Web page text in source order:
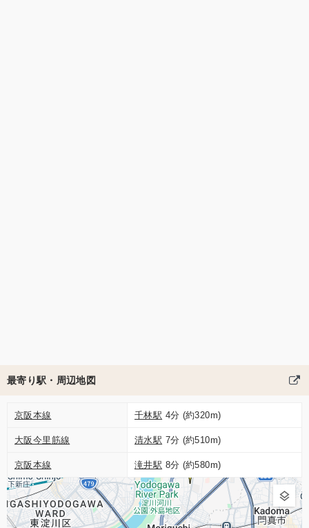
最寄り駅・周辺地図
京阪本線 千林駅 4分 (約320m)
大阪今里筋線 清水駅 7分 (約510m)
京阪本線 滝井駅 8分 (約580m)
2